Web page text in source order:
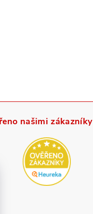
našimi zákazníky